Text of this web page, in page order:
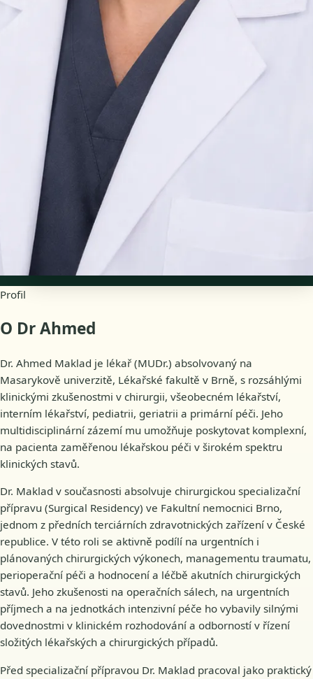
Praktický lékař
Konzultace primární péče
Jazyky
English, Arabic, Czech
Dostupnost
Online termíny
Profil
O Dr Ahmed
Dr. Ahmed Maklad je lékař (MUDr.) absolvovaný na
Masarykově univerzitě, Lékařské fakultě v Brně, s rozsáhlými
klinickými zkušenostmi v chirurgii, všeobecném lékařství,
interním lékařství, pediatrii, geriatrii a primární péči. Jeho
multidisciplinární zázemí mu umožňuje poskytovat komplexní,
na pacienta zaměřenou lékařskou péči v širokém spektru
klinických stavů.
Dr. Maklad v současnosti absolvuje chirurgickou specializační
přípravu (Surgical Residency) ve Fakultní nemocnici Brno,
jednom z předních terciárních zdravotnických zařízení v České
republice. V této roli se aktivně podílí na urgentních i
plánovaných chirurgických výkonech, managementu traumatu,
perioperační péči a hodnocení a léčbě akutních chirurgických
stavů. Jeho zkušenosti na operačních sálech, na urgentních
příjmech a na jednotkách intenzivní péče ho vybavily silnými
dovednostmi v klinickém rozhodování a odborností v řízení
složitých lékařských a chirurgických případů.
Před specializační přípravou Dr. Maklad pracoval jako praktický